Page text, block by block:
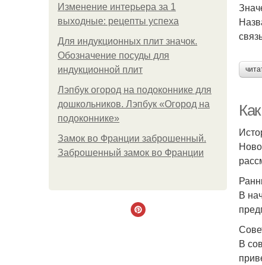
Изменение интерьера за 1
выходные: рецепты успеха
Для индукционных плит значок.
Обозначение посуды для
индукционной плит
Лэпбук огород на подоконнике для
дошкольников. Лэпбук «Огород на
подоконнике»
Замок во Франции заброшенный.
Заброшенный замок во Франции
В
В